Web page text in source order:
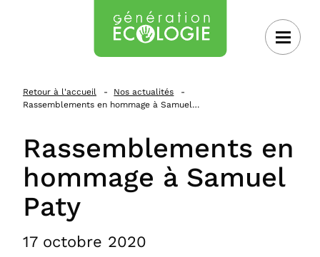
Retour à l'accueil
Nos actualités
Rassemblements en hommage à Samuel…
Rassemblements en
hommage à Samuel
Paty
17 octobre 2020